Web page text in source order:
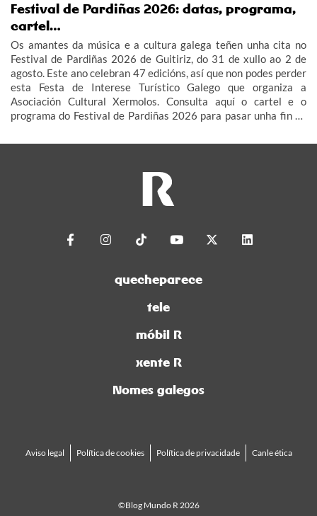
Festival de Pardiñas 2026: datas, programa,
cartel…
Os amantes da música e a cultura galega teñen unha cita no
Festival de Pardiñas 2026 de Guitiriz, do 31 de xullo ao 2 de
agosto. Este ano celebran 47 edicións, así que non podes perder
esta Festa de Interese Turístico Galego que organiza a
Asociación Cultural Xermolos. Consulta aquí o cartel e o
programa do Festival de Pardiñas 2026 para pasar unha fin de
quecheparece
tele
móbil R
xente R
Nomes galegos
Aviso legal Política de cookies Política de privacidade Canle ética
©Blog Mundo R 2026